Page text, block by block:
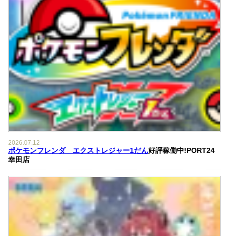
2026.07.12
ポケモンフレンダ エクストレジャー1だん好評稼働中!PORT24
幸田店